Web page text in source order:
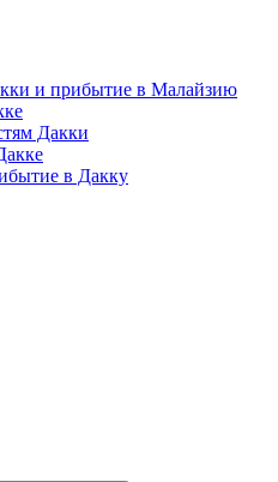
и прибытие в Малайзию
Дакки
в Дакку